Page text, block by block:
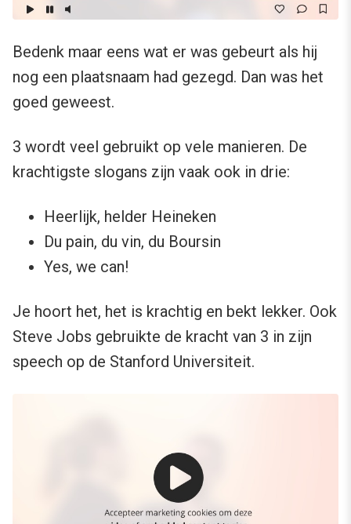
Bedenk maar eens wat er was gebeurt als hij
nog een plaatsnaam had gezegd. Dan was het
goed geweest.
3 wordt veel gebruikt op vele manieren. De
krachtigste slogans zijn vaak ook in drie:
Heerlijk, helder Heineken
Du pain, du vin, du Boursin
Yes, we can!
Je hoort het, het is krachtig en bekt lekker. Ook
Steve Jobs gebruikte de kracht van 3 in zijn
speech op de Stanford Universiteit.